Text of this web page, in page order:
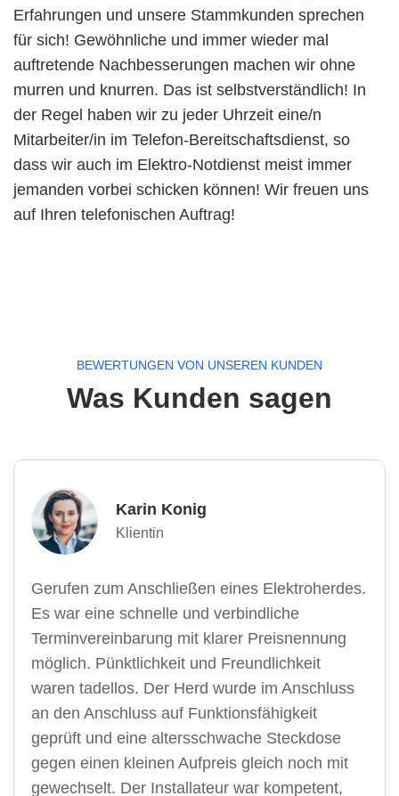
Erfahrungen und unsere Stammkunden sprechen
für sich! Gewöhnliche und immer wieder mal
auftretende Nachbesserungen machen wir ohne
murren und knurren. Das ist selbstverständlich! In
der Regel haben wir zu jeder Uhrzeit eine/n
Mitarbeiter/in im Telefon-Bereitschaftsdienst, so
dass wir auch im Elektro-Notdienst meist immer
jemanden vorbei schicken können! Wir freuen uns
auf Ihren telefonischen Auftrag!
BEWERTUNGEN VON UNSEREN KUNDEN
Was Kunden sagen
Karin Konig
Klientin
Gerufen zum Anschließen eines Elektroherdes.
Es war eine schnelle und verbindliche
Terminvereinbarung mit klarer Preisnennung
möglich. Pünktlichkeit und Freundlichkeit
waren tadellos. Der Herd wurde im Anschluss
an den Anschluss auf Funktionsfähigkeit
geprüft und eine altersschwache Steckdose
gegen einen kleinen Aufpreis gleich noch mit
gewechselt. Der Installateur war kompetent,